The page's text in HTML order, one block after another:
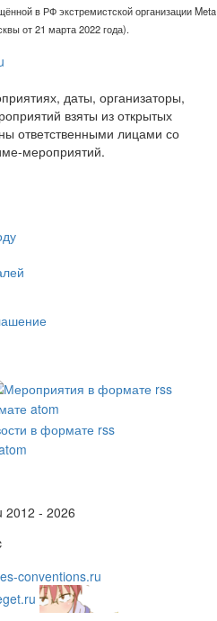
в РФ экстремистской организации Meta
от 21 марта 2022 года).
даты, организаторы,
взяты из открытых
ответственными лицами со
мероприятий.
2012 - 2026